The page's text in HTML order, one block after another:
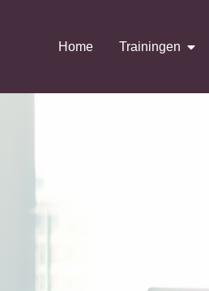
Home Trainingen